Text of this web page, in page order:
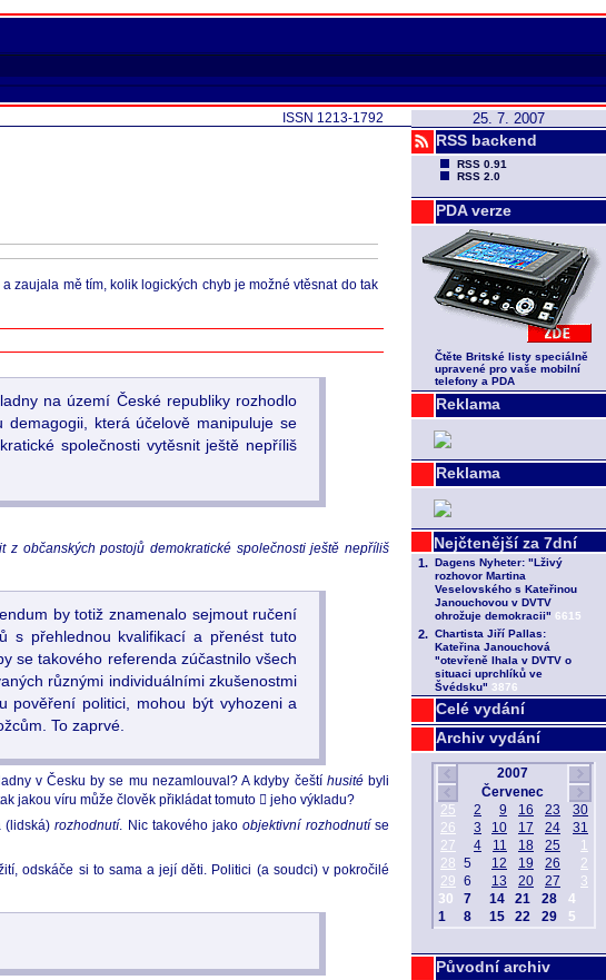
25. 7. 2007
RSS backend
RSS 0.91
RSS 2.0
PDA verze
Čtěte Britské listy speciálně
upravené pro vaše mobilní
telefony a PDA
Reklama
Reklama
Celé vydání
Archiv vydání
Původní archiv
ISSN 1213-1792
a zaujala mě tím, kolik logických chyb je možné vtěsnat do tak
na území České republiky rozhodlo
která účelově manipuluje se
společnosti vytěsnit ještě nepříliš
z občanských postojů demokratické společnosti ještě nepříliš
by totiž znamenalo sejmout ručení
s přehlednou kvalifikací a přenést tuto
se takového referenda zúčastnilo všech
různými individuálními zkušenostmi
pověření politici, mohou být vyhozeni a
To zaprvé.
v Česku by se mu nezamlouval? A kdyby čeští husitébyli
jakou víru může člověk přikládat tomuto  jeho výkladu?
(lidská)rozhodnutí. Nic takového jakoobjektivní rozhodnutíse
odskáče si to sama a její děti. Politici (a soudci) v pokročilé